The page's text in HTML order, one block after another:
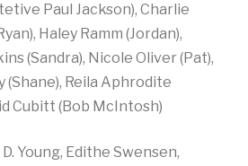
Paul Jackson), Charlie
Haley Ramm (Jordan),
(Sandra), Nicole Oliver (Pat),
(Shane), Reila Aphrodite
Cubitt (Bob McIntosh)
Young, Edithe Swensen,